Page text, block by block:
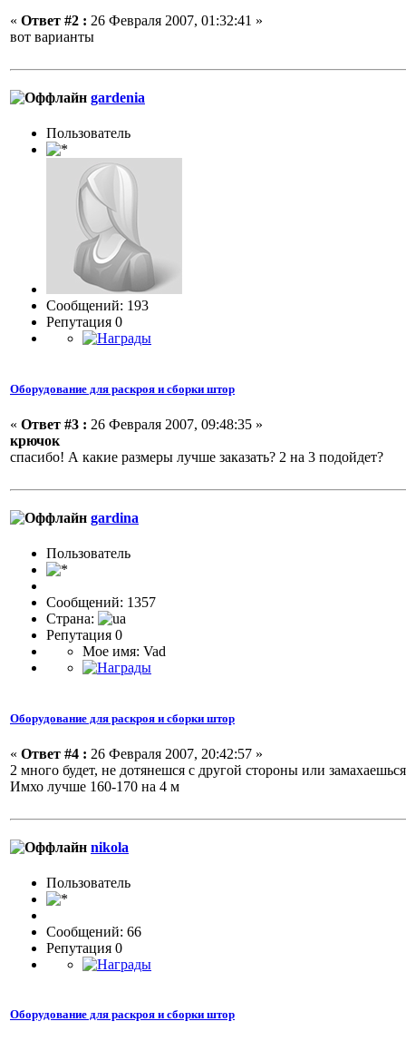
« Ответ #2 : 26 Февраля 2007, 01:32:41 »
вот варианты
gardenia
Пользовaтeль
Сообщений: 193
Репутация 0
Оборудование для раскроя и сборки штор
« Ответ #3 : 26 Февраля 2007, 09:48:35 »
крючок
спасибо! А какие размеры лучше заказать? 2 на 3 подойдет?
gardina
Пользовaтeль
Сообщений: 1357
Страна:
Репутация 0
Мое имя: Vad
Оборудование для раскроя и сборки штор
« Ответ #4 : 26 Февраля 2007, 20:42:57 »
2 много будет, не дотянешся с другой стороны или
Имхо лучше 160-170 на 4 м
nikola
Пользовaтeль
Сообщений: 66
Репутация 0
Оборудование для раскроя и сборки штор